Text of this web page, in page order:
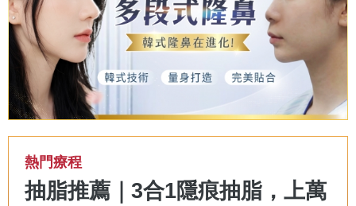
熱門療程
抽脂推薦｜3合1隱痕抽脂，上萬